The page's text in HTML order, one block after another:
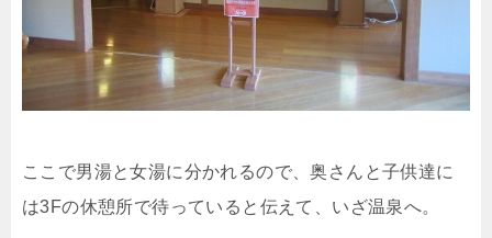
ここで男湯と女湯に分かれるので、奥さんと子供達に
は3Fの休憩所で待っていると伝えて、いざ温泉へ。